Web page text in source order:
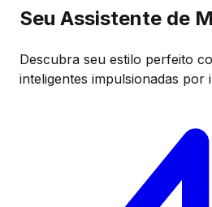
Seu Assistente de
Descubra seu estilo perfeito
inteligentes impulsionadas por